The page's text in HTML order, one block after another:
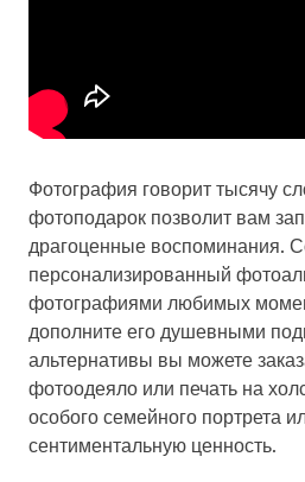
Фотография говорит тысячу
фотоподарок позволит вам
драгоценные воспоминания.
персонализированный
фотографиями любимых
дополните его душевными
альтернативы вы можете
фотоодеяло или печать на
особого семейного портрета
сентиментальную ценность.